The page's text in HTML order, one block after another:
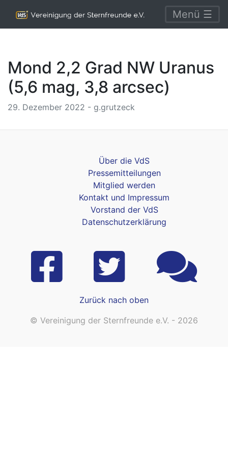
Menü ☰
Mond 2,2 Grad NW Uranus
(5,6 mag, 3,8 arcsec)
29. Dezember 2022 - g.grutzeck
Über die VdS
Pressemitteilungen
Mitglied werden
Kontakt und Impressum
Vorstand der VdS
Datenschutzerklärung
Zurück nach oben
© Vereinigung der Sternfreunde e.V. - 2026